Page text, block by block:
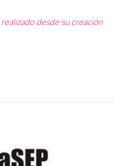
desde su creación